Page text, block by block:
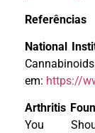
Referências
National
em: https://
Arthritis
You